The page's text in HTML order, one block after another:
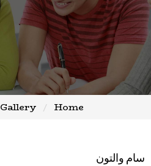
Home
Gallery
سام والتون